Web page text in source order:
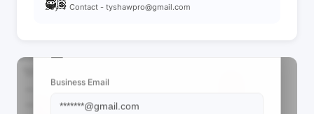
23y ✝️ Contact - tyshawpro@gmail.com
Business Email